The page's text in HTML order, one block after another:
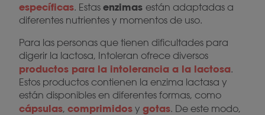
específicas. Estas enzimas están adaptadas a
diferentes nutrientes y momentos de uso.
Para las personas que tienen dificultades para
digerir la lactosa, Intoleran ofrece diversos
productos para la intolerancia a la lactosa.
Estos productos contienen la enzima lactasa y
están disponibles en diferentes formas, como
cápsulas, comprimidos y gotas. De este modo,